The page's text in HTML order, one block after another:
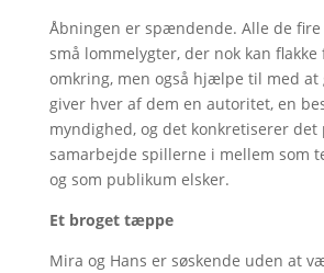
Åbningen er spændende. Alle de
små lommelygter, der nok kan
omkring, men også hjælpe til med at
giver hver af dem en autoritet, en
myndighed, og det konkretiserer
samarbejde spillerne i mellem som
og som publikum elsker.
Et broget tæppe
Mira og Hans er søskende uden at